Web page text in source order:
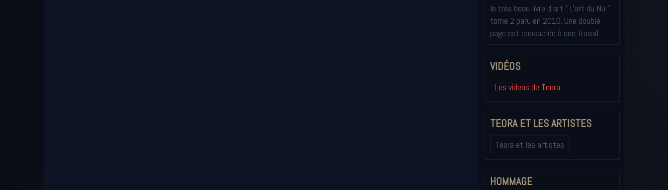
le très beau livre d'art " L'art du Nu "
tome 2 paru en 2010. Une double
page est consacrée à son travail.
VIDÉOS
Les videos de Teora
TEORA ET LES ARTISTES
Teora et les artistes
HOMMAGE